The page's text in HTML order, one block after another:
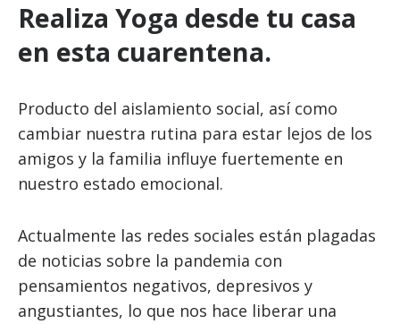
Realiza Yoga desde tu casa
en esta cuarentena.
Producto del aislamiento social, así como
cambiar nuestra rutina para estar lejos de los
amigos y la familia influye fuertemente en
nuestro estado emocional.
Actualmente las redes sociales están plagadas
de noticias sobre la pandemia con
pensamientos negativos, depresivos y
angustiantes, lo que nos hace liberar una